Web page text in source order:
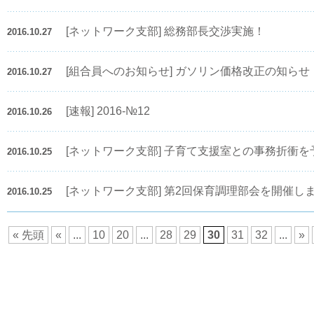
2016.10.27 [ネットワーク支部] 総務部長交渉実施！
2016.10.27 [組合員へのお知らせ] ガソリン価格改正の知らせ
2016.10.26 [速報] 2016-№12
2016.10.25 [ネットワーク支部] 子育て支援室との事務折衝を
2016.10.25 [ネットワーク支部] 第2回保育調理部会を開催し
« 先頭 « ... 10 20 ... 28 29 30 31 32 ... »